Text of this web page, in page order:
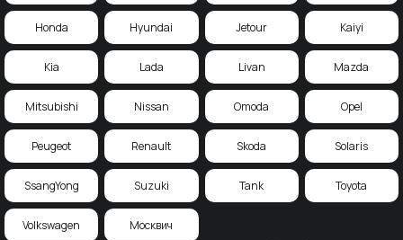
Honda Hyundai Jetour Kaiyi
Kia Lada Livan Mazda
Mitsubishi Nissan Omoda Opel
Peugeot Renault Skoda Solaris
SsangYong Suzuki Tank Toyota
Volkswagen Москвич